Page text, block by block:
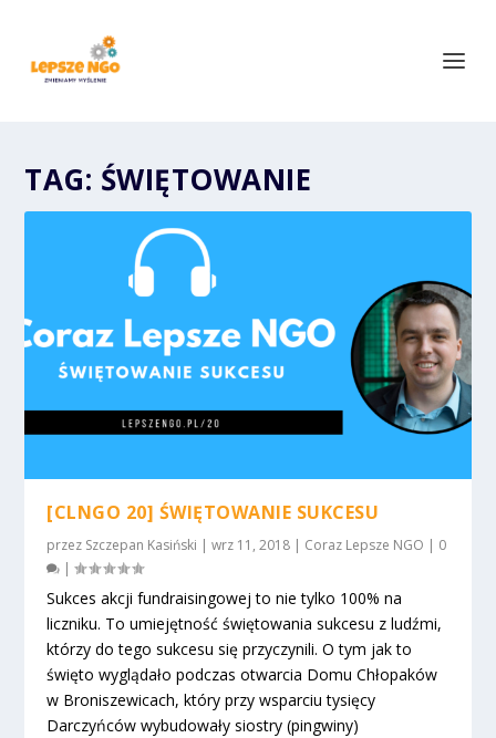
TAG: ŚWIĘTOWANIE
[CLNGO 20] ŚWIĘTOWANIE SUKCESU
przez Szczepan Kasiński |wrz 11, 2018 | Coraz Lepsze NGO | 0
|
Sukces akcji fundraisingowej to nie tylko 100% na
liczniku. To umiejętność świętowania sukcesu z ludźmi,
którzy do tego sukcesu się przyczynili. O tym jak to
święto wyglądało podczas otwarcia Domu Chłopaków
w Broniszewicach, który przy wsparciu tysięcy
Darczyńców wybudowały siostry (pingwiny)